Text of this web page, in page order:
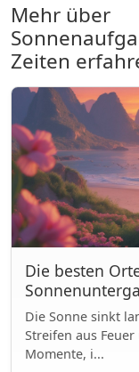
Mehr über
Zeiten
Die besten
Die Sonne sinkt
Streifen aus
Momente, i...